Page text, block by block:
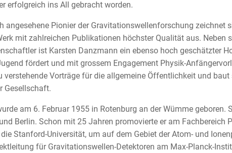
erfolgreich ins All gebracht worden.
angesehene Pionier der Gravitationswellenforschung zeichnet
mit zahlreichen Publikationen höchster Qualität aus. Neben
ist Karsten Danzmann ein ebenso hoch geschätzter
fördert und mit grossem Engagement Physik-
verstehende Vorträge für die allgemeine Öffentlichkeit und baut
Gesellschaft.
am 6. Februar 1955 in Rotenburg an der Wümme
Berlin. Schon mit 25 Jahren promovierte er am Fachbereich
Stanford-Universität, um auf dem Gebiet der Atom- und
für Gravitationswellen-Detektoren am Max-Planck-